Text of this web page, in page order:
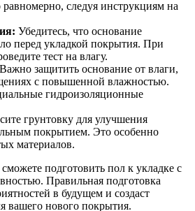
равномерно, следуя инструкциям на
Убедитесь, что основание
перед укладкой покрытия. При
тест на влагу.
Важно защитить основание от влаги,
с повышенной влажностью.
гидроизоляционные
грунтовку для улучшения
покрытием. Это особенно
материалов.
подготовить пол к укладке с
Правильная подготовка
в будущем и создаст
вашего нового покрытия.